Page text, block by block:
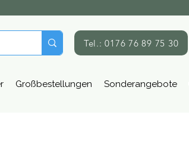
Tel.: 0176 76 89 75 30
Großbestellungen Sonderangebote